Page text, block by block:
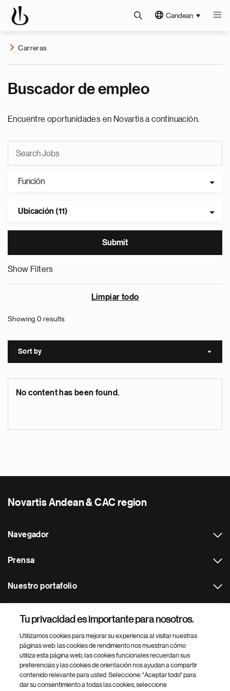
Candean
Carreras
Buscador de empleo
Encuentre oportunidades en Novartis a continuación.
Función
Ubicación (11)
Show Filters
Limpiar todo
Showing 0 results
Sort by Sort
No content has been found.
Novartis Andean & CAC region
Navegador
Prensa
Nuestro portafolio
Footer Site Search
Tu privacidad es importante para nosotros.
Utilizamos cookies para mejorar su experiencia al visitar nuestras
páginas web: las cookies de rendimiento nos muestran cómo
utiliza esta página web, las cookies funcionales recuerdan sus
preferencias y las cookies de orientación nos ayudan a compartir
contenido relevante para usted. Seleccione: "Aceptar todo" para
dar su consentimiento a todas las cookies, seleccione